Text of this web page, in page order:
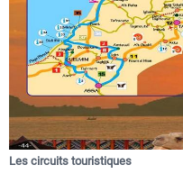
Les circuits touristiques